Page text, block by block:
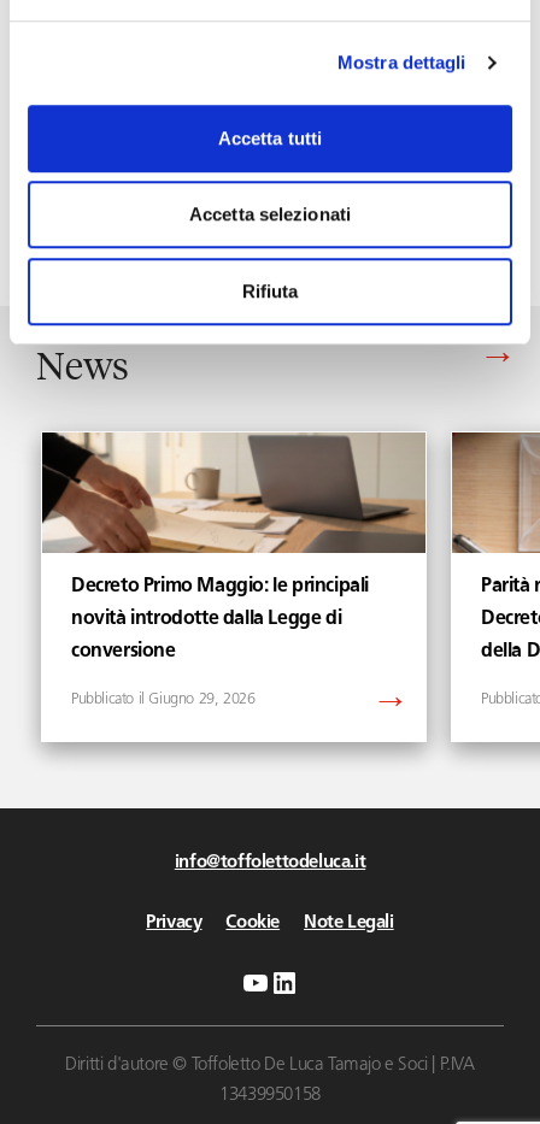
Mostra dettagli
Accetta tutti
Accetta selezionati
Rifiuta
consulenza alle imprese nel data privacy audit,
regime sanzionatorio e gli accorgimenti operativi con cui
le aziende si dovranno confrontare.
News Vedi tutti gli articoli di News
Decreto Primo Maggio: le principali
novità introdotte dalla Legge di
conversione
Giugno 29, 2026
Parità
della
info@toffolettodeluca.it
Privacy Cookie Note Legali
YouTube
LinkedIn
Diritti d'autore © Toffoletto De Luca Tamajo e Soci | P.IVA
13439950158